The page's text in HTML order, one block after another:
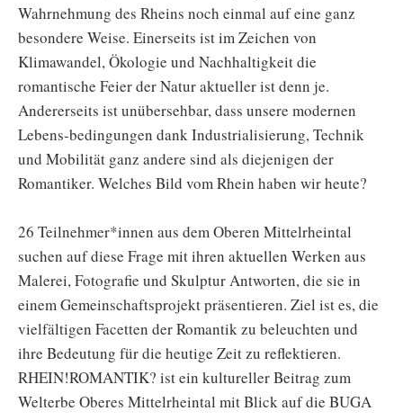
Wahrnehmung des Rheins noch einmal auf eine ganz
besondere Weise. Einerseits ist im Zeichen von
Klimawandel, Ökologie und Nachhaltigkeit die
romantische Feier der Natur aktueller ist denn je.
Andererseits ist unübersehbar, dass unsere modernen
Lebens-bedingungen dank Industrialisierung, Technik
und Mobilität ganz andere sind als diejenigen der
Romantiker. Welches Bild vom Rhein haben wir heute?
26 Teilnehmer*innen aus dem Oberen Mittelrheintal
suchen auf diese Frage mit ihren aktuellen Werken aus
Malerei, Fotografie und Skulptur Antworten, die sie in
einem Gemeinschaftsprojekt präsentieren. Ziel ist es, die
vielfältigen Facetten der Romantik zu beleuchten und
ihre Bedeutung für die heutige Zeit zu reflektieren.
RHEIN!ROMANTIK? ist ein kultureller Beitrag zum
Welterbe Oberes Mittelrheintal mit Blick auf die BUGA